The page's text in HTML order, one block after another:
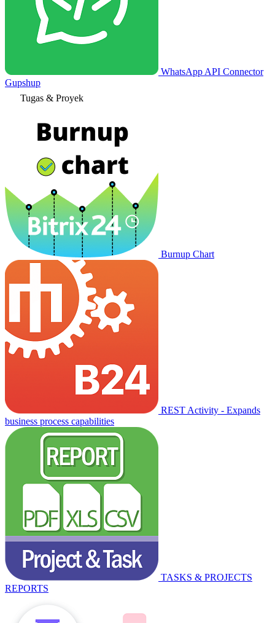
WhatsApp API Connector
Gupshup
Tugas & Proyek
Burnup Chart
REST Activity - Expands
business process capabilities
TASKS & PROJECTS
REPORTS